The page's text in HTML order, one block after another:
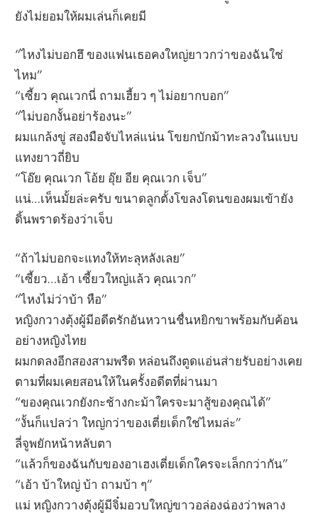
ยังไม่ยอมให้ผมเล่นก็เคยมี
“ไหงไม่บอกฮึ ของแฟนเธอคงใหญ่ยาวกว่าของฉันใช่
ไหม”
“เซี้ยว คุณเวกนี่ ถามเฮี้ยว ๆ ไม่อยากบอก”
“ไม่บอกงั้นอย่าร้องนะ”
ผมแกล้งขู่ สองมือจับไหล่แน่น โขยกบักม้าทะลวงในแบบ
แทงยาวถี่ยิบ
“โอ๊ย คุณเวก โอ้ย อุ๊ย อีย คุณเวก เจ็บ”
แน่…เห็นมั้ยล่ะครับ ขนาดลูกตั้งโขลงโดนของผมเข้ายัง
ดิ้นพราดร้องว่าเจ็บ
“ถ้าไม่บอกจะแทงให้ทะลุหลังเลย”
“เซี้ยว…เอ้า เซี้ยวใหญ่แล้ว คุณเวก”
“ไหงไม่ว่าบ้า หือ”
หญิงกวางตุ้งผู้มีอดีตรักอันหวานชื่นหยิกขาพร้อมกับค้อน
อย่างหญิงไทย
ผมกดลงอีกสองสามพรืด หล่อนถึงตูดแอ่นส่ายรับอย่างเคย
ตามที่ผมเคยสอนให้ในครั้งอดีตที่ผ่านมา
“ของคุณเวกยังกะช้างกะม้าใครจะมาสู้ของคุณได้”
“งั้นก็แปลว่า ใหญ่กว่าของเตี่ยเด็กใช่ไหมล่ะ”
ลี่จูพยักหน้าหลับตา
“แล้วก็ของฉันกับของอาเฮงเตี่ยเด็กใครจะเล็กกว่ากัน”
“เอ้า บ้าใหญ่ บ้า ถามบ้า ๆ”
แม่ หญิงกวางตุ้งผู้มีจิ๋มอวบใหญ่ขาวอล่องฉ่องว่าพลาง